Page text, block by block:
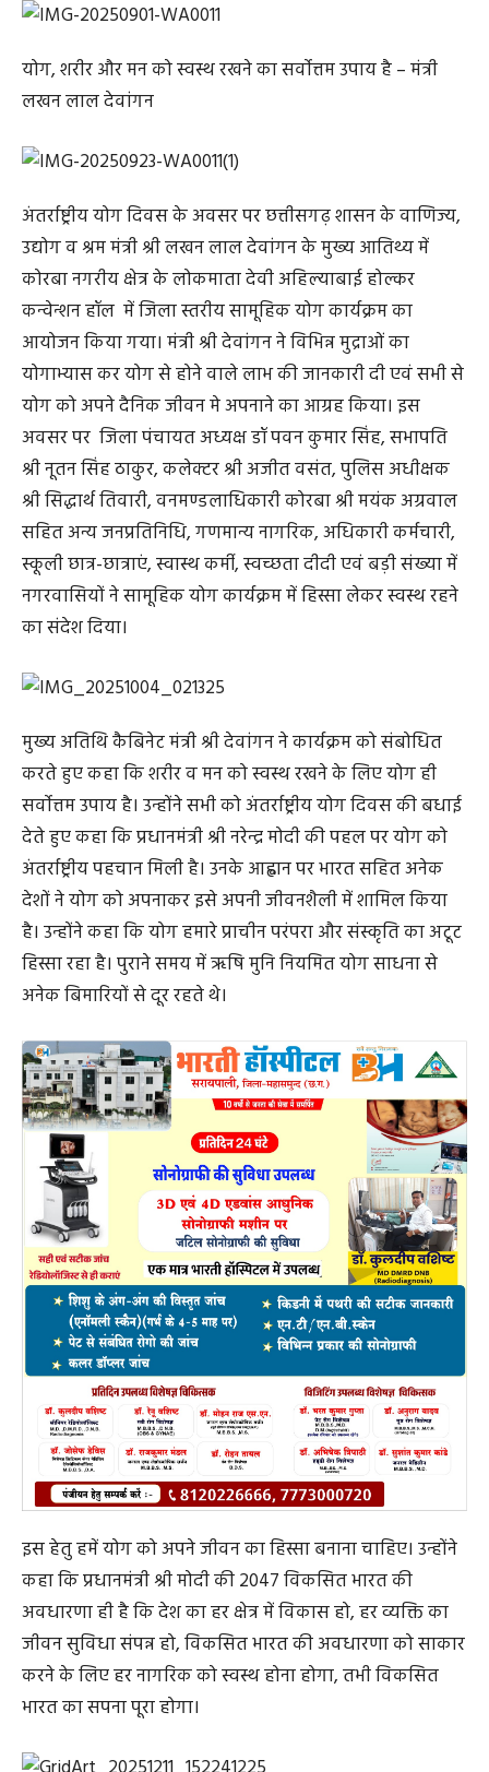
योग, शरीर और मन को स्वस्थ रखने का सर्वाेत्तम उपाय है – मंत्री
लखन लाल देवांगन
अंतर्राष्ट्रीय योग दिवस के अवसर पर छत्तीसगढ़ शासन के वाणिज्य,
उद्योग व श्रम मंत्री श्री लखन लाल देवांगन के मुख्य आतिथ्य में
कोरबा नगरीय क्षेत्र के लोकमाता देवी अहिल्याबाई होल्कर
कन्वेन्शन हॉल में जिला स्तरीय सामूहिक योग कार्यक्रम का
आयोजन किया गया। मंत्री श्री देवांगन ने विभिन्न मुद्राओं का
योगाभ्यास कर योग से होने वाले लाभ की जानकारी दी एवं सभी से
योग को अपने दैनिक जीवन मे अपनाने का आग्रह किया। इस
अवसर पर जिला पंचायत अध्यक्ष डॉ पवन कुमार सिंह, सभापति
श्री नूतन सिंह ठाकुर, कलेक्टर श्री अजीत वसंत, पुलिस अधीक्षक
श्री सिद्धार्थ तिवारी, वनमण्डलाधिकारी कोरबा श्री मयंक अग्रवाल
सहित अन्य जनप्रतिनिधि, गणमान्य नागरिक, अधिकारी कर्मचारी,
स्कूली छात्र-छात्राएं, स्वास्थ कर्मी, स्वच्छता दीदी एवं बड़ी संख्या में
नगरवासियों ने सामूहिक योग कार्यक्रम में हिस्सा लेकर स्वस्थ रहने
का संदेश दिया।
मुख्य अतिथि कैबिनेट मंत्री श्री देवांगन ने कार्यक्रम को संबोधित
करते हुए कहा कि शरीर व मन को स्वस्थ रखने के लिए योग ही
सर्वाेत्तम उपाय है। उन्होंने सभी को अंतर्राष्ट्रीय योग दिवस की बधाई
देते हुए कहा कि प्रधानमंत्री श्री नरेन्द्र मोदी की पहल पर योग को
अंतर्राष्ट्रीय पहचान मिली है। उनके आह्वान पर भारत सहित अनेक
देशों ने योग को अपनाकर इसे अपनी जीवनशैली में शामिल किया
है। उन्होंने कहा कि योग हमारे प्राचीन परंपरा और संस्कृति का अटूट
हिस्सा रहा है। पुराने समय में ऋषि मुनि नियमित योग साधना से
अनेक बिमारियों से दूर रहते थे।
इस हेतु हमें योग को अपने जीवन का हिस्सा बनाना चाहिए। उन्होंने
कहा कि प्रधानमंत्री श्री मोदी की 2047 विकसित भारत की
अवधारणा ही है कि देश का हर क्षेत्र में विकास हो, हर व्यक्ति का
जीवन सुविधा संपन्न हो, विकसित भारत की अवधारणा को साकार
करने के लिए हर नागरिक को स्वस्थ होना होगा, तभी विकसित
भारत का सपना पूरा होगा।